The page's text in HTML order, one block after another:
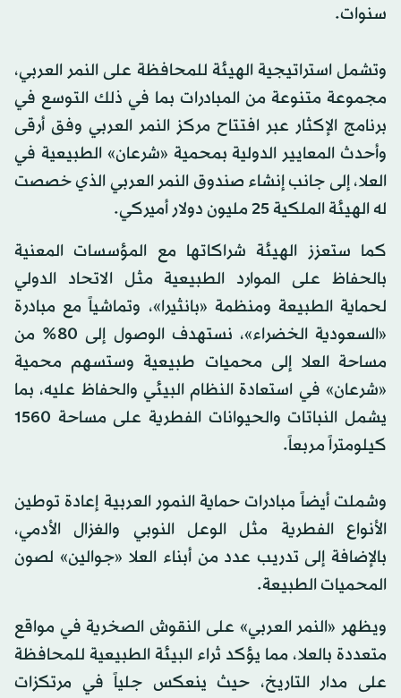
سنوات.
وتشمل استراتيجية الهيئة للمحافظة على النمر العربي،
مجموعة متنوعة من المبادرات بما في ذلك التوسع في
برنامج الإكثار عبر افتتاح مركز النمر العربي وفق أرقى
وأحدث المعايير الدولية بمحمية «شرعان» الطبيعية في
العلا، إلى جانب إنشاء صندوق النمر العربي الذي خصصت
له الهيئة الملكية 25 مليون دولار أميركي.
كما ستعزز الهيئة شراكاتها مع المؤسسات المعنية
بالحفاظ على الموارد الطبيعية مثل الاتحاد الدولي
لحماية الطبيعة ومنظمة «بانثيرا»، وتماشياً مع مبادرة
«السعودية الخضراء»، نستهدف الوصول إلى 80% من
مساحة العلا إلى محميات طبيعية وستسهم محمية
«شرعان» في استعادة النظام البيئي والحفاظ عليه، بما
يشمل النباتات والحيوانات الفطرية على مساحة 1560
كيلومتراً مربعاً.
وشملت أيضاً مبادرات حماية النمور العربية إعادة توطين
الأنواع الفطرية مثل الوعل النوبي والغزال الأدمي،
بالإضافة إلى تدريب عدد من أبناء العلا «جوالين» لصون
المحميات الطبيعة.
ويظهر «النمر العربي» على النقوش الصخرية في مواقع
متعددة بالعلا، مما يؤكد ثراء البيئة الطبيعية للمحافظة
على مدار التاريخ، حيث ينعكس جلياً في مرتكزات